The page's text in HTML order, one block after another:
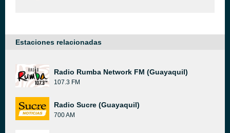
Estaciones relacionadas
Radio Rumba Network FM (Guayaquil)
107.3 FM
Radio Sucre (Guayaquil)
700 AM